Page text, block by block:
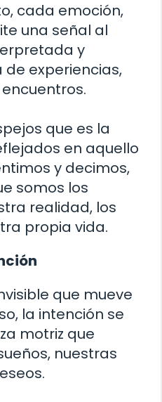
cada emoción,
una señal al
y
experiencias,
que es la
en aquello
y decimos,
somos los
realidad, los
propia vida.
que mueve
la intención se
motriz que
nuestras